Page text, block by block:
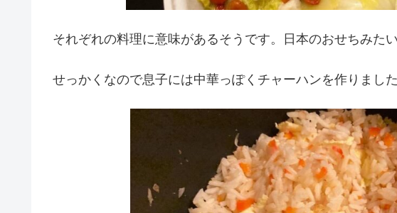
それぞれの料理に意味があるそうです。日本のおせちみた
せっかくなので息子には中華っぽくチャーハンを作りました